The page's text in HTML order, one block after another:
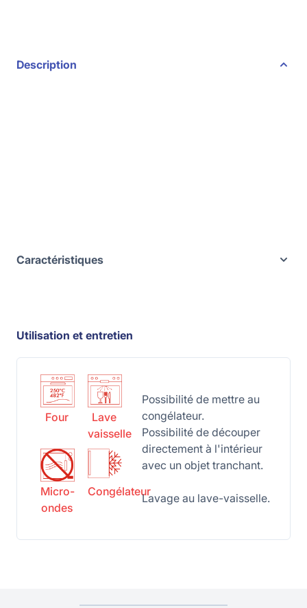
Description
Caractéristiques
Utilisation et entretien
Four
Lave
vaisselle
Micro-
ondes
Congélateur
Possibilité de mettre au
congélateur.
Possibilité de découper
directement à l'intérieur
avec un objet tranchant.
Lavage au lave-vaisselle.